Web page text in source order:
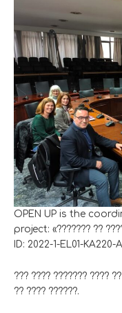
OPEN UP is the
project: «??????? ??
ID: 2022-1-EL01-
??? ???? ??????? ????
?? ???? ??????.